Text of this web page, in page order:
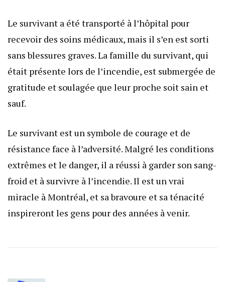
Le survivant a été transporté à l’hôpital pour
recevoir des soins médicaux, mais il s’en est sorti
sans blessures graves. La famille du survivant, qui
était présente lors de l’incendie, est submergée de
gratitude et soulagée que leur proche soit sain et
sauf.
Le survivant est un symbole de courage et de
résistance face à l’adversité. Malgré les conditions
extrêmes et le danger, il a réussi à garder son sang-
froid et à survivre à l’incendie. Il est un vrai
miracle à Montréal, et sa bravoure et sa ténacité
inspireront les gens pour des années à venir.